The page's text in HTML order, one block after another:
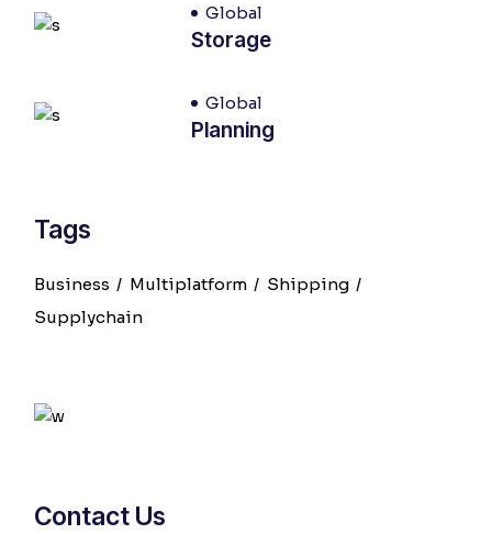
Global
Storage
Global
Planning
Tags
Business Multiplatform
Shipping
Supplychain
Contact Us